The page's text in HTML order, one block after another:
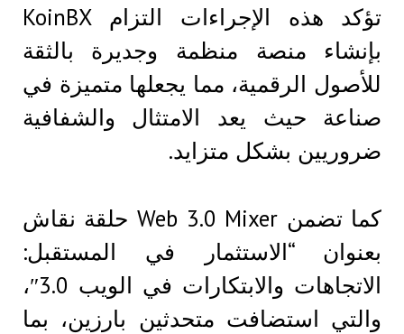
تؤكد هذه الإجراءات التزام KoinBX
بإنشاء منصة منظمة وجديرة بالثقة
للأصول الرقمية، مما يجعلها متميزة في
صناعة حيث يعد الامتثال والشفافية
ضروريين بشكل متزايد.
كما تضمن Web 3.0 Mixer حلقة نقاش
بعنوان “الاستثمار في المستقبل:
الاتجاهات والابتكارات في الويب 3.0″،
والتي استضافت متحدثين بارزين، بما